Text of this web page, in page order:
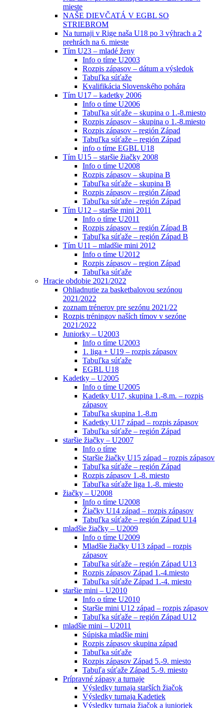
mieste
NAŠE DIEVČATÁ V EGBL SO
STRIEBROM
Na turnaji v Rige naša U18 po 3 výhrach a 2
prehrách na 6. mieste
Tím U23 – mladé ženy
Info o tíme U2003
Rozpis zápasov – dátum a výsledok
Tabuľka súťaže
Kvalifikácia Slovenského pohára
Tím U17 – kadetky 2006
Info o tíme U2006
Tabuľka súťaže – skupina o 1.-8.miesto
Rozpis zápasov – skupina o 1.-8.miesto
Rozpis zápasov – región Západ
Tabuľka súťaže – región Západ
info o tíme EGBL U18
Tím U15 – staršie žiačky 2008
Info o tíme U2008
Rozpis zápasov – skupina B
Tabuľka súťaže – skupina B
Rozpis zápasov – región Západ
Tabuľka súťaže – región Západ
Tím U12 – staršie mini 2011
Info o tíme U2011
Rozpis zápasov – región Západ B
Tabuľka súťaže – región Západ B
Tím U11 – mladšie mini 2012
Info o tíme U2012
Rozpis zápasov – region Západ
Tabuľka súťaže
Hracie obdobie 2021/2022
Ohliadnutie za basketbalovou sezónou
2021/2022
zoznam trénerov pre sezónu 2021/22
Rozpis tréningov naších tímov v sezóne
2021/2022
Juniorky – U2003
Info o tíme U2003
1. liga + U19 – rozpis zápasov
Tabuľka súťaže
EGBL U18
Kadetky – U2005
Info o tíme U2005
Kadetky U17, skupina 1.-8.m. – rozpis
zápasov
Tabuľka skupina 1.-8.m
Kadetky U17 západ – rozpis zápasov
Tabuľka súťaže – región Západ
staršie žiačky – U2007
Info o tíme
Staršie žiačky U15 západ – rozpis zápasov
Tabuľka súťaže – región Západ
Rozpis zápasov 1.-8. miesto
Tabuľka súťaže liga 1.-8. miesto
žiačky – U2008
Info o tíme U2008
Žiačky U14 západ – rozpis zápasov
Tabuľka súťaže – región Západ U14
mladšie žiačky – U2009
Info o tíme U2009
Mladšie žiačky U13 západ – rozpis
zápasov
Tabuľka súťaže – región Západ U13
Rozpis zápasov Západ 1.-4.miesto
Tabuľka súťaže Západ 1.-4. miesto
staršie mini – U2010
Info o tíme U2010
Staršie mini U12 západ – rozpis zápasov
Tabuľka súťaže – región Západ U12
mladšie mini – U2011
Súpiska mladšie mini
Rozpis zápasov skupina západ
Tabuľka súťaže
Rozpis zápasov Západ 5.-9. miesto
Tabuľa súťaže Západ 5.-9. miesto
Prípravné zápasy a turnaje
Výsledky turnaja starších žiačok
Výsledky turnaja Kadetiek
Výsledky turnaja žiačok a junioriek